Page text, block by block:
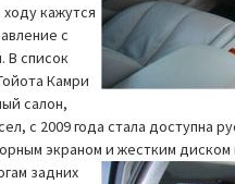
кажутся
с
В список
Камри
салон,
с 2009 года стала доступна
экраном и жестким
задних